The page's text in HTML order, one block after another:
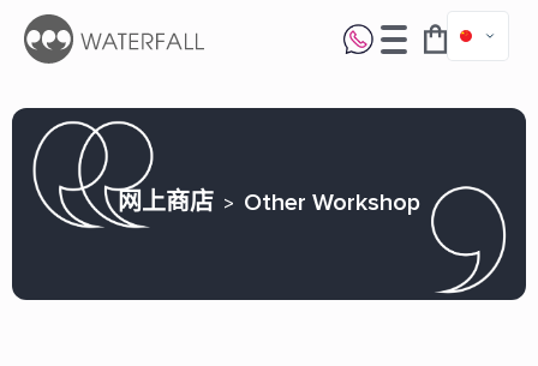
网上商店 Other Workshop